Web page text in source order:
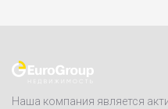
Наша компания является